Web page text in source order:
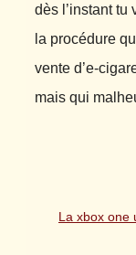
dès l’instant tu
la procédure
vente d’e-
mais qui
La xbox one